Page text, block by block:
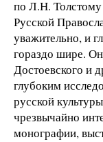
по Л.Н.
Русской
уважительно, и
гораздо шире.
Достоевского и
глубоким
русской
чрезвычайно
монографии,